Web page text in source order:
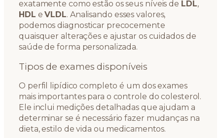
exatamente como estão os seus níveis de LDL,
HDL eVLDL. Analisando esses valores,
podemos diagnosticar precocemente
quaisquer alterações e ajustar os cuidados de
saúde de forma personalizada.
Tipos de exames disponíveis
O perfil lipídico completo é um dos exames
mais importantes para o controle do colesterol.
Ele inclui medições detalhadas que ajudam a
determinar se é necessário fazer mudanças na
dieta, estilo de vida ou medicamentos.